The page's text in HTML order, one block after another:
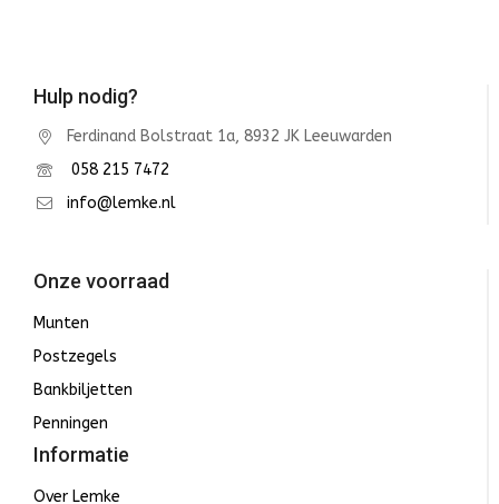
Hulp nodig?
Ferdinand Bolstraat 1a, 8932 JK Leeuwarden
058 215 7472
info@lemke.nl
Onze voorraad
Munten
Postzegels
Bankbiljetten
Penningen
Informatie
Over Lemke